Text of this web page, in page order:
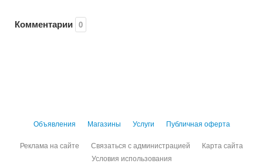
Комментарии 0
Объявления Магазины Услуги Публичная оферта
Реклама на сайте Связаться с администрацией
Карта сайта
Условия использования